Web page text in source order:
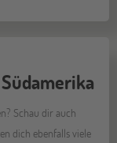
Schau dir auch
dich ebenfalls viele